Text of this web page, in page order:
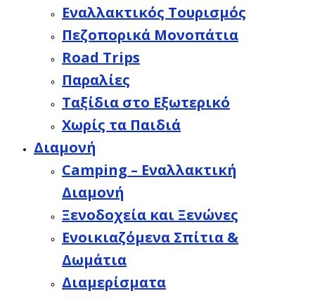
Εναλλακτικός Τουρισμός
Πεζοπορικά Μονοπάτια
Road Trips
Παραλίες
Ταξίδια στο Εξωτερικό
Χωρίς τα Παιδιά
Διαμονή
Camping – Εναλλακτική
Διαμονή
Ξενοδοχεία και Ξενώνες
Ενοικιαζόμενα Σπίτια &
Δωμάτια
Διαμερίσματα